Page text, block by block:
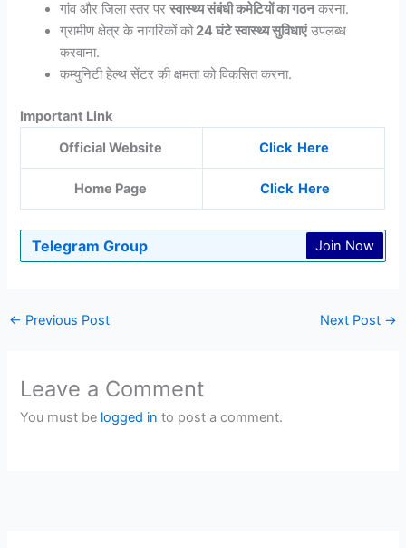
गांव और जिला स्तर परस्वास्थ्य संबंधी कमेटियों का गठनकरना.
ग्रामीण क्षेत्र के नागरिकों को24 घंटे स्वास्थ्य सुविधाएंउपलब्ध
करवाना.
कम्युनिटी हेल्थ सेंटर की क्षमता को विकसित करना.
Important Link
Official Website
Click Here
Home Page Click Here
Telegram Group Join Now
← Previous Post Next Post →
Leave a Comment
You must be logged in to post a comment.